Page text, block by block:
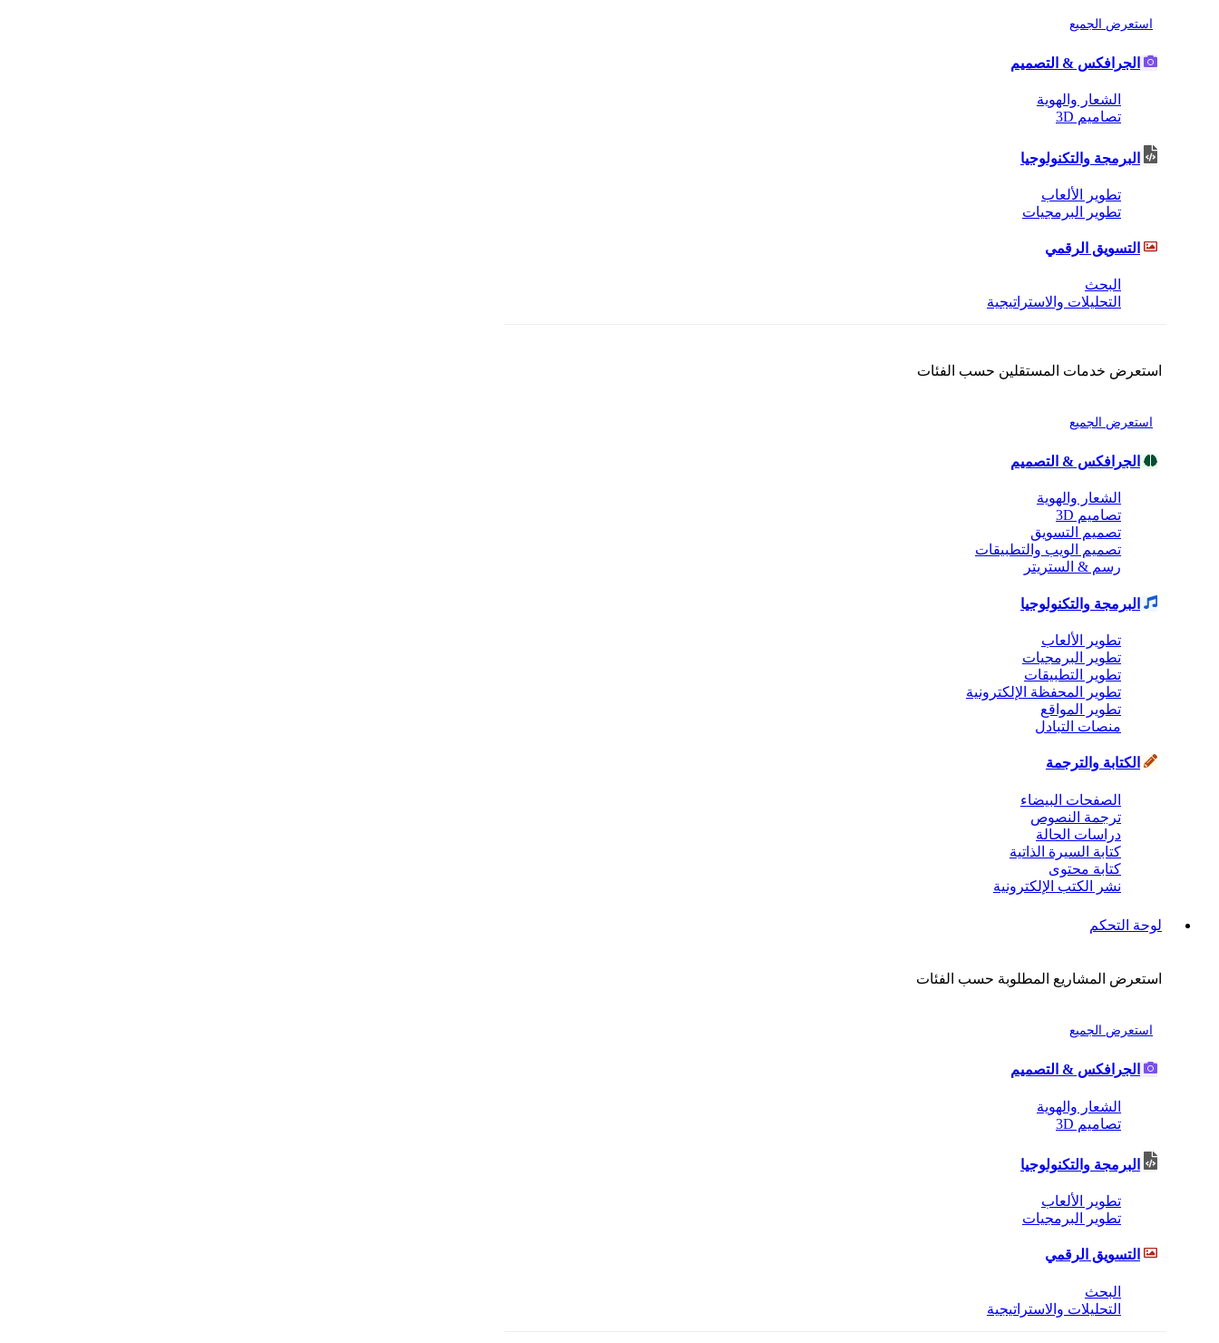
استعرض الجميع
الجرافكس & التصميم
الشعار والهوية
تصاميم 3D
البرمجة والتكنولوجيا
تطوير الألعاب
تطوير البرمجيات
التسويق الرقمي
البحث
التحليلات والاستراتيجية
استعرض خدمات المستقلين حسب الفئات
استعرض الجميع
الجرافكس & التصميم
الشعار والهوية
تصاميم 3D
تصميم التسويق
تصميم الويب والتطبيقات
رسم & الستريتر
البرمجة والتكنولوجيا
تطوير الألعاب
تطوير البرمجيات
تطوير التطبيقات
تطوير المحفظة الإلكترونية
تطوير المواقع
منصات التبادل
الكتابة والترجمة
الصفحات البيضاء
ترجمة النصوص
دراسات الحالة
كتابة السيرة الذاتية
كتابة محتوى
نشر الكتب الإلكترونية
لوحة التحكم
استعرض المشاريع المطلوبة حسب الفئات
استعرض الجميع
الجرافكس & التصميم
الشعار والهوية
تصاميم 3D
البرمجة والتكنولوجيا
تطوير الألعاب
تطوير البرمجيات
التسويق الرقمي
البحث
التحليلات والاستراتيجية